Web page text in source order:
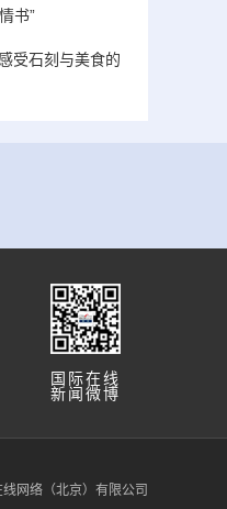
书”
受石刻与美食的
国际在线
新闻微博
网络（北京）有限公司